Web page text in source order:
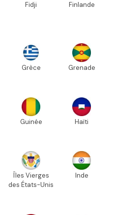
Fidji Finlande
Grèce Grenade
Guinée Haïti
Îles Vierges
des États-Unis
Inde